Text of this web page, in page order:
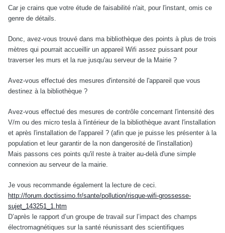
Car je crains que votre étude de faisabilité n'ait, pour l'instant, omis ce
genre de détails.
Donc, avez-vous trouvé dans ma bibliothèque des points à plus de trois
mètres qui pourrait accueillir un appareil Wifi assez puissant pour
traverser les murs et la rue jusqu'au serveur de la Mairie ?
Avez-vous effectué des mesures d'intensité de l'appareil que vous
destinez à la bibliothèque ?
Avez-vous effectué des mesures de contrôle concernant l'intensité des
V/m ou des micro tesla à l'intérieur de la bibliothèque avant l'installation
et après l'installation de l'appareil ? (afin que je puisse les présenter à la
population et leur garantir de la non dangerosité de l'installation)
Mais passons ces points qu'il reste à traiter au-delà d'une simple
connexion au serveur de la mairie.
Je vous recommande également la lecture de ceci.
http://forum.doctissimo.fr/sante/pollution/risque-wifi-grossesse-
sujet_143251_1.htm
D’après le rapport d’un groupe de travail sur l’impact des champs
électromagnétiques sur la santé réunissant des scientifiques